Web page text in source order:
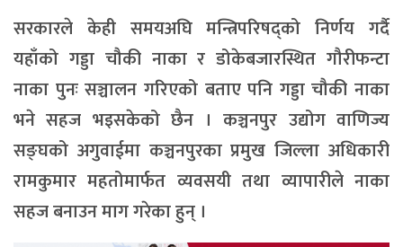
सरकारले केही समयअघि मन्त्रिपरिषद्को निर्णय गर्दै
यहाँको गड्डा चौकी नाका र डोकेबजारस्थित गौरीफन्टा
नाका पुनः सञ्चालन गरिएको बताए पनि गड्डा चौकी नाका
भने सहज भइसकेको छैन । कञ्चनपुर उद्योग वाणिज्य
सङ्घको अगुवाईमा कञ्चनपुरका प्रमुख जिल्ला अधिकारी
रामकुमार महतोमार्फत व्यवसयी तथा व्यापारीले नाका
सहज बनाउन माग गरेका हुन् ।